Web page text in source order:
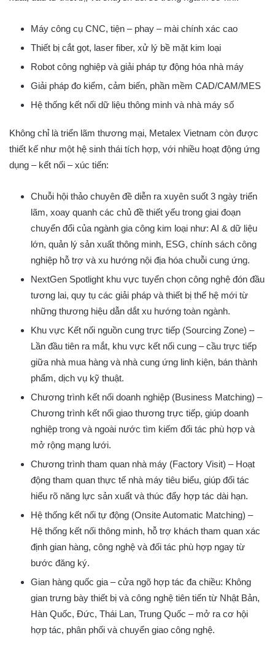
Máy công cụ CNC, tiện – phay – mài chính xác cao
Thiết bị cắt gọt, laser fiber, xử lý bề mặt kim loại
Robot công nghiệp và giải pháp tự động hóa nhà máy
Giải pháp đo kiểm, cảm biến, phần mềm CAD/CAM/MES
Hệ thống kết nối dữ liệu thông minh và nhà máy số
Không chỉ là triển lãm thương mại, Metalex Vietnam còn được
thiết kế như một hệ sinh thái tích hợp, với nhiều hoạt động ứng
dụng – kết nối – xúc tiến:
Chuỗi hội thảo chuyên đề diễn ra xuyên suốt 3 ngày triển
lãm, xoay quanh các chủ đề thiết yếu trong giai đoạn
chuyển đổi của ngành gia công kim loại như: AI & dữ liệu
lớn, quản lý sản xuất thông minh, ESG, chính sách công
nghiệp hỗ trợ và xu hướng nội địa hóa chuỗi cung ứng.
NextGen Spotlight khu vực tuyển chọn công nghệ đón đầu
tương lai, quy tụ các giải pháp và thiết bị thế hệ mới từ
những thương hiệu dẫn dắt xu hướng toàn ngành.
Khu vực Kết nối nguồn cung trực tiếp (Sourcing Zone) –
Lần đầu tiên ra mắt, khu vực kết nối cung – cầu trực tiếp
giữa nhà mua hàng và nhà cung ứng linh kiện, bán thành
phẩm, dịch vụ kỹ thuật.
Chương trình kết nối doanh nghiệp (Business Matching) –
Chương trình kết nối giao thương trực tiếp, giúp doanh
nghiệp trong và ngoài nước tìm kiếm đối tác phù hợp và
mở rộng mạng lưới.
Chương trình tham quan nhà máy (Factory Visit) – Hoạt
động tham quan thực tế nhà máy tiêu biểu, giúp đối tác
hiểu rõ năng lực sản xuất và thúc đẩy hợp tác dài hạn.
Hệ thống kết nối tự động (Onsite Automatic Matching) –
Hệ thống kết nối thông minh, hỗ trợ khách tham quan xác
định gian hàng, công nghệ và đối tác phù hợp ngay từ
bước đăng ký.
Gian hàng quốc gia – cửa ngõ hợp tác đa chiều: Không
gian trưng bày thiết bị và công nghệ tiên tiến từ Nhật Bản,
Hàn Quốc, Đức, Thái Lan, Trung Quốc – mở ra cơ hội
hợp tác, phân phối và chuyển giao công nghệ.